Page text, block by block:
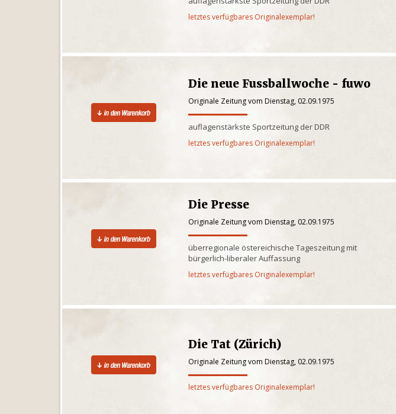
letztes verfügbares Originalexemplar!
Die neue Fussballwoche - fuwo
Originale Zeitung vom Dienstag, 02.09.1975
auflagenstärkste Sportzeitung der DDR
letztes verfügbares Originalexemplar!
Die Presse
Originale Zeitung vom Dienstag, 02.09.1975
überregionale östereichische Tageszeitung mit
bürgerlich-liberaler Auffassung
letztes verfügbares Originalexemplar!
Die Tat (Zürich)
Originale Zeitung vom Dienstag, 02.09.1975
letztes verfügbares Originalexemplar!